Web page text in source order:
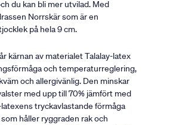
du kan bli mer utvilad. Med
Norrskär som är en
på hela 9 cm.
kärnan av materialet Talalay-latex
och temperaturreglering,
och allergivänlig. Den minskar
med upp till 70% jämfört med
tryckavlastande förmåga
håller ryggraden rak och